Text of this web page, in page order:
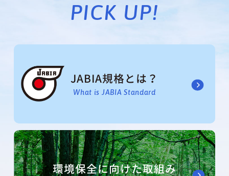
PICK UP!
JABIA規格とは？
What is JABIA Standard
環境保全に向けた取組み